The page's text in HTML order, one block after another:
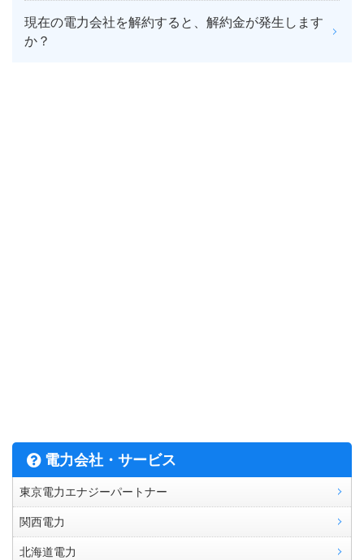
現在の電力会社を解約すると、解約金が発生します
か？
電力会社・サービス
東京電力エナジーパートナー
関西電力
北海道電力